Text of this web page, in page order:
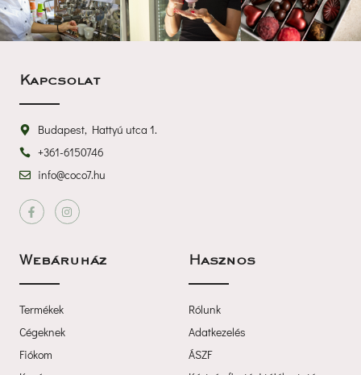
Kapcsolat
Budapest, Hattyú utca 1.
+361-6150746
info@coco7.hu
Webáruház
Termékek
Cégeknek
Fiókom
Haszno
Rólunk
Adatkezelé
ÁSZF